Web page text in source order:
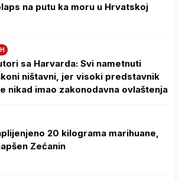
na putu ka moru u Hrvatskoj
sa Harvarda: Svi nametnuti
ništavni, jer visoki predstavnik
nikad imao zakonodavna ovlaštenja
20 kilograma marihuane,
Zećanin